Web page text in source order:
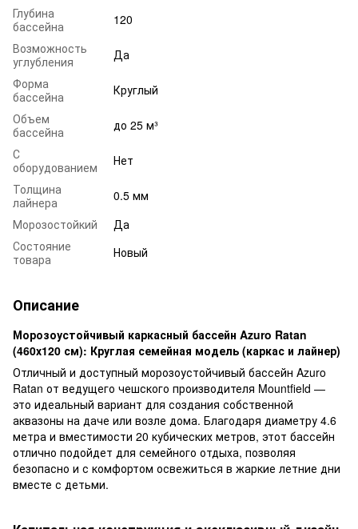
Глубина
бассейна
120
Возможность
углубления
Да
Форма
бассейна
Круглый
Объем
бассейна
до 25 м³
С
оборудованием
Нет
Толщина
лайнера
0.5 мм
Морозостойкий
Да
Состояние
товара
Новый
Описание
Морозоустойчивый каркасный бассейн Azuro Ratan
(460х120 см): Круглая семейная модель (каркас и лайнер)
Отличный и доступный морозоустойчивый бассейн Azuro
Ratan от ведущего чешского производителя Mountfield —
это идеальный вариант для создания собственной
аквазоны на даче или возле дома. Благодаря диаметру 4.6
метра и вместимости 20 кубических метров, этот бассейн
отлично подойдет для семейного отдыха, позволяя
безопасно и с комфортом освежиться в жаркие летние дни
вместе с детьми.